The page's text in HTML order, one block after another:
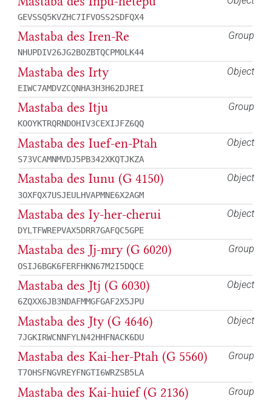
GEVSSQ5KVZHC7IFVOSS2SDFQX4
Group
Mastaba des Iren-Re
NHUPDIV26JG2BOZBTQCPMOLK44
Object
Mastaba des Irty
EIWC7AMDVZCQNHA3H3H62DJREI
Group
Mastaba des Itju
KOOYKTRQRNDOHIV3CEXIJFZ6QQ
Object
Mastaba des Iuef-en-Ptah
S73VCAMNMVDJ5PB342XKQTJKZA
Object
Mastaba des Iunu (G 4150)
3OXFQX7USJEULHVAPMNE6X2AGM
Object
Mastaba des Iy-her-cherui
DYLTFWREPVAX5DRR7GAFQC5GPE
Group
Mastaba des Jj-mry (G 6020)
OSIJ6BGK6FERFHKN67M2I5DQCE
Object
Mastaba des Jtj (G 6030)
6ZQXX6JB3NDAFMMGFGAF2X5JPU
Object
Mastaba des Jty (G 4646)
7JGKIRWCNNFYLN42HHFNACK6DU
Group
Mastaba des Kai-her-Ptah (G 5560)
T7OHSFNGVREYFNGTI6WRZSB5LA
Group
Mastaba des Kai-huief (G 2136)